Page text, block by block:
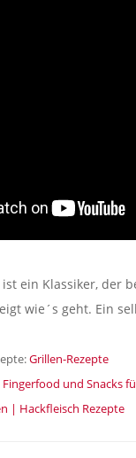
ein Klassiker, der
wie´s geht. Ein
Grillen-Rezepte
und Snacks
| Hackfleisch Rezepte